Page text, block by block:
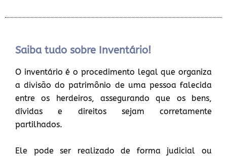
Saiba tudo sobre Inventário!
O inventário é o procedimento legal que organiza
a divisão do patrimônio de uma pessoa falecida
entre os herdeiros, assegurando que os bens,
dívidas e direitos sejam corretamente
partilhados.
Ele pode ser realizado de forma judicial ou